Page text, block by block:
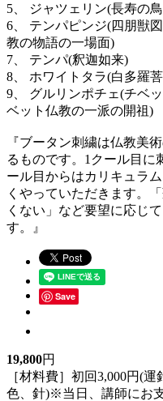
5、 ジャツェリン(長寿の
6、 テンパピンジ(四朋獣
教の物語の一場面)
7、 テンパ(釈迦如来)
8、 ホワイトタラ(白多羅
9、 グルリンポチェ(チベ
ベット仏教の一派の開祖)
『ブータン刺繍は仏教美
るものです。1クール⽬に
ール⽬からはカリキュラ
くやっていただきます。
くない」など要望に応じ
す。』
Save
19,800円
［材料費］初回3,000円(
色、針)※当日、講師にお